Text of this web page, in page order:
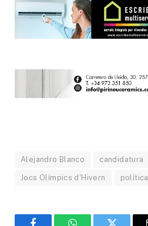
Alejandro Blanco candidatura
Jocs Olímpics d'Hivern política